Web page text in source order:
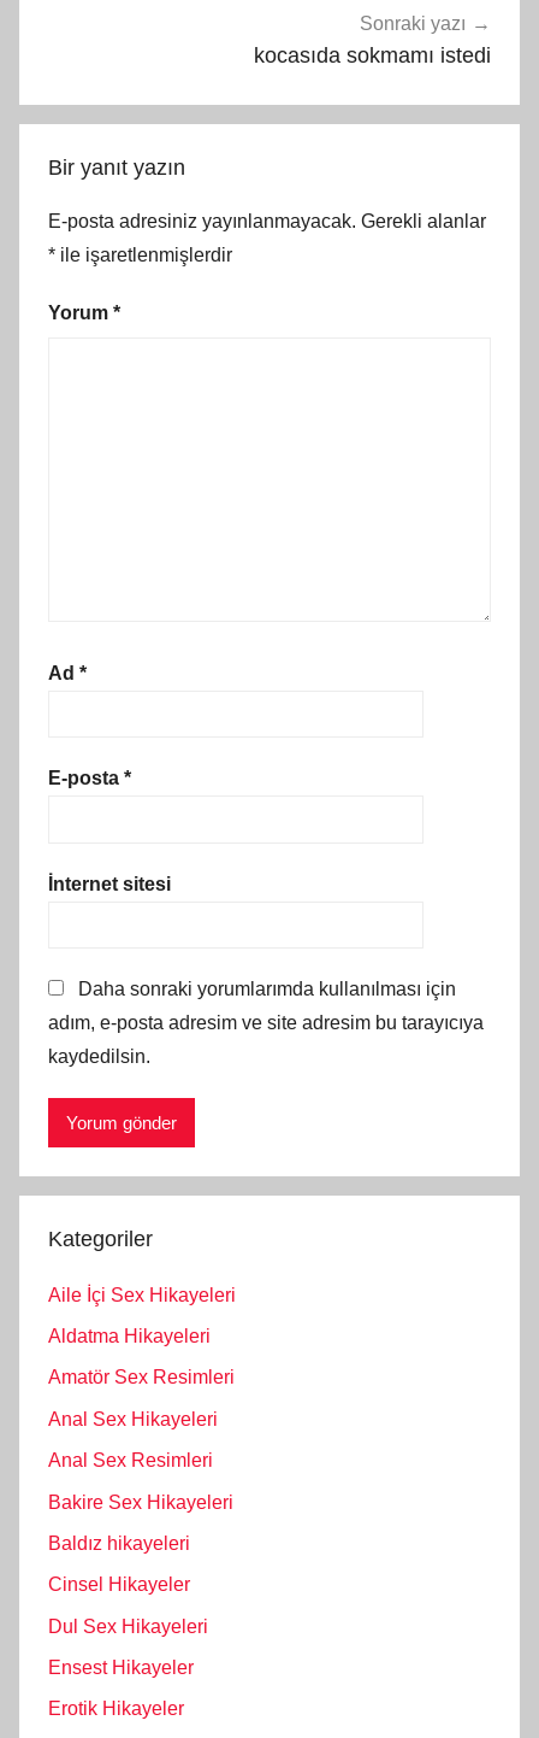
Sonraki yazı
kocasıda sokmamı istedi
Bir yanıt yazın
E-posta adresiniz yayınlanmayacak. Gerekli alanlar
* ile işaretlenmişlerdir
Yorum *
Ad *
E-posta *
İnternet sitesi
Daha sonraki yorumlarımda kullanılması için
adım, e-posta adresim ve site adresim bu tarayıcıya
kaydedilsin.
Kategoriler
Aile İçi Sex Hikayeleri
Aldatma Hikayeleri
Amatör Sex Resimleri
Anal Sex Hikayeleri
Anal Sex Resimleri
Bakire Sex Hikayeleri
Baldız hikayeleri
Cinsel Hikayeler
Dul Sex Hikayeleri
Ensest Hikayeler
Erotik Hikayeler